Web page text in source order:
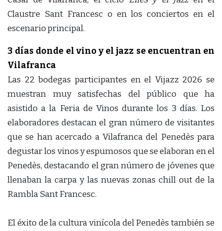
Claustre Sant Francesc o en los conciertos en el
escenario principal.
3 días donde el vino y el jazz se encuentran en
Vilafranca
Las 22 bodegas participantes en el Vijazz 2026 se
muestran muy satisfechas del público que ha
asistido a la Feria de Vinos durante los 3 días. Los
elaboradores destacan el gran número de visitantes
que se han acercado a Vilafranca del Penedès para
degustar los vinos y espumosos que se elaboran en el
Penedès, destacando el gran número de jóvenes que
llenaban la carpa y las nuevas zonas chill out de la
Rambla Sant Francesc.
El éxito de la cultura vinícola del Penedès también se